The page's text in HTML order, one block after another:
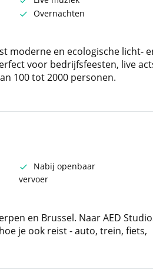
Overnachten
moderne en ecologische licht-
voor bedrijfsfeesten, live
100 tot 2000 personen.
Nabij openbaar
vervoer
en Brussel. Naar AED
je ook reist - auto, trein, fiets,